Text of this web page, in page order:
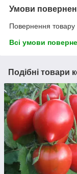
Умови
Повернення товару
Всі умови
Подібні товари